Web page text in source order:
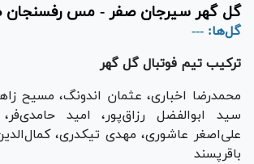
گل گهر سیرجان صفر - مس رفسنجان
گل‌ها: ---
ترکیب تیم فوتبال گل گهر
محمدرضا اخباری، عثمان اندونگ، مسیح
سید ابوالفضل رزاق‌پور، امید حامدی‌فر،
علی‌اصغر عاشوری، مهدی تیکدری،
باقرپسند